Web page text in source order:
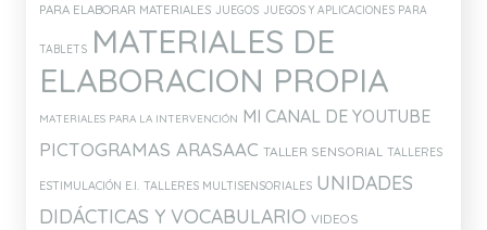
PARA ELABORAR MATERIALES JUEGOS JUEGOS Y APLICACIONES PARA
TABLETS MATERIALES DE
ELABORACION PROPIA
MATERIALES PARA LA INTERVENCIÓN MI CANAL DE YOUTUBE
PICTOGRAMAS ARASAAC TALLER SENSORIAL TALLERES
ESTIMULACIÓN E.I. TALLERES MULTISENSORIALES UNIDADES
DIDÁCTICAS Y VOCABULARIO VIDEOS